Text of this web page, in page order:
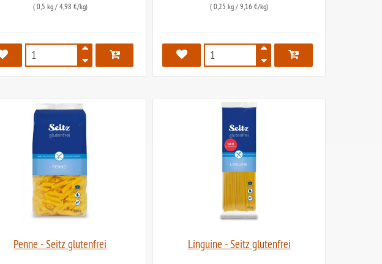
( 0,5 kg/ 4,98 €/kg)
1912
(0,25 kg / 9,16 €/kg)
2439
Penne - Seitz glutenfrei Linguine - Seitz glutenfrei